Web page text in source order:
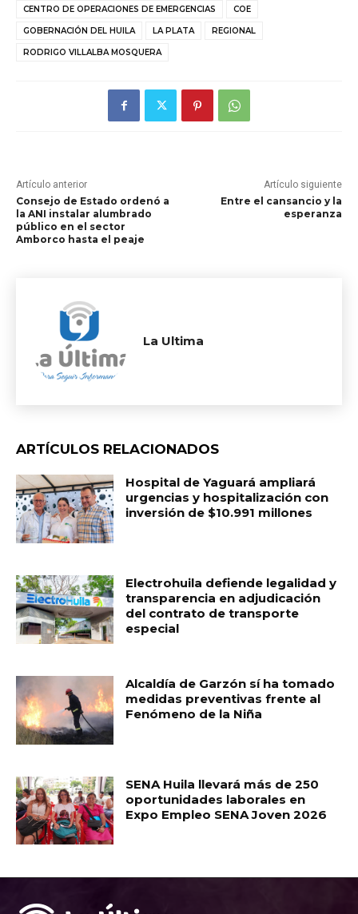
CENTRO DE OPERACIONES DE EMERGENCIAS COE
GOBERNACIÓN DEL HUILA LA PLATA REGIONAL
RODRIGO VILLALBA MOSQUERA
Artículo anterior
Consejo de Estado ordenó a
la ANI instalar alumbrado
público en el sector
Amborco hasta el peaje
Artículo siguiente
Entre el cansancio y la
esperanza
La Ultima
ARTÍCULOS RELACIONADOS
Hospital de Yaguará ampliará
urgencias y hospitalización con
inversión de $10.991 millones
Electrohuila defiende legalidad y
transparencia en adjudicación
del contrato de transporte
especial
Alcaldía de Garzón sí ha tomado
medidas preventivas frente al
Fenómeno de la Niña
SENA Huila llevará más de 250
oportunidades laborales en
Expo Empleo SENA Joven 2026